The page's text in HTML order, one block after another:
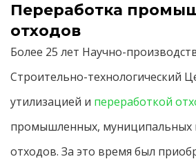
Переработка
отходов
Более 25 лет Научно-
Строительно-технологический
утилизацией и переработкой
промышленных, муниципальных
отходов. За это время был